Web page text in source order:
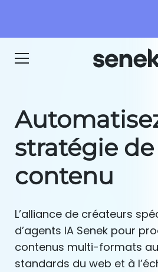
stratégie de
contenu
L’alliance de créateurs
d’agents IA Senek pour
contenus multi-formats
standards du web et à